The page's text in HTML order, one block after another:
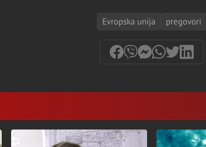
Evropska unija pregovori